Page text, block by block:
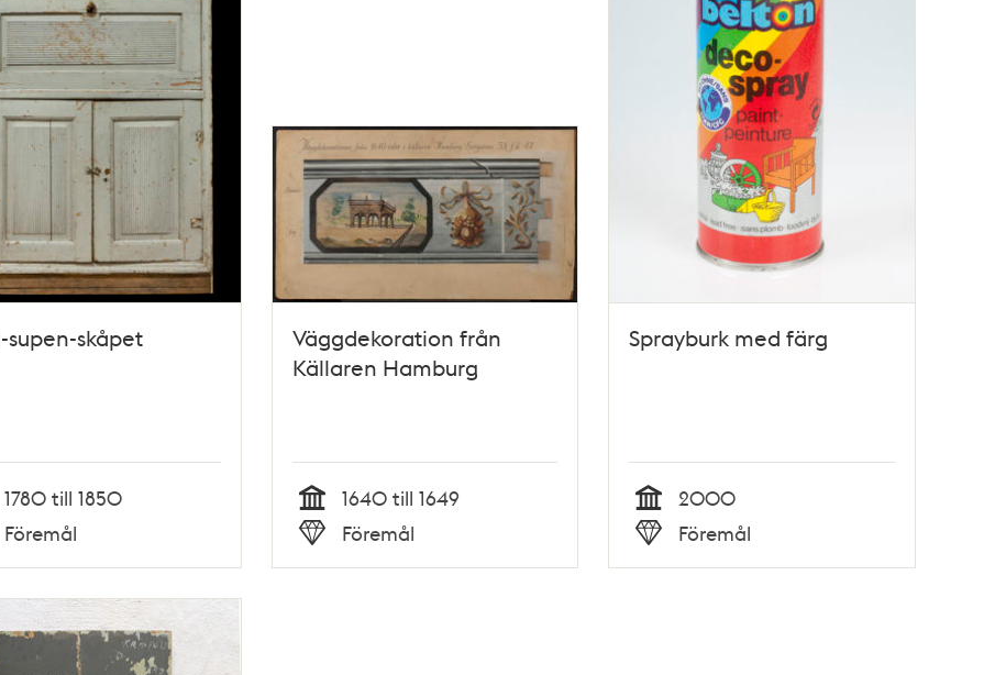
supen-skåpet
1780 till 1850
Föremål
Väggdekoration från
Källaren Hamburg
Tid
1640 till 1649
Typ
Föremål
Sprayburk med färg
Tid
2000
Typ
Föremål